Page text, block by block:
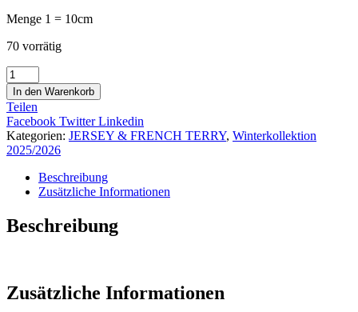
Menge 1 = 10cm
70 vorrätig
Jersey
Äpfel
05111.001
Menge
In den Warenkorb
Teilen
Facebook TwitterLinkedin
Kategorien: JERSEY & FRENCH TERRY, Winterkollektion
2025/2026
Beschreibung
Zusätzliche Informationen
Beschreibung
Zusätzliche Informationen